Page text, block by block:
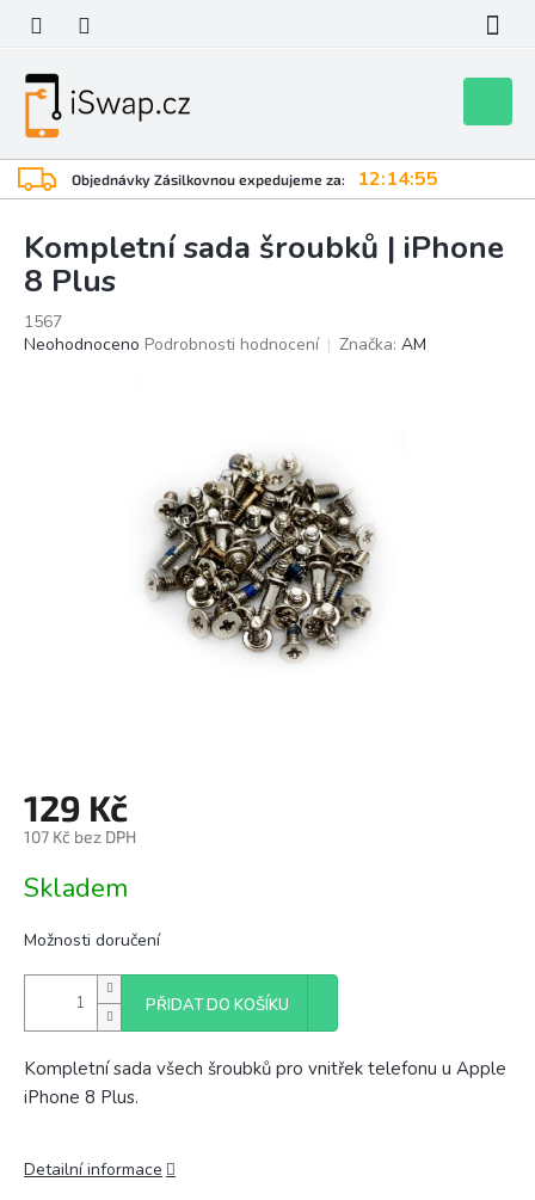
obsah
Objednávky Zásilkovnou expedujeme za: 12:14:55
košík
Kompletní sada šroubků | iPhone
8 Plus
1567
Průměrné
Neohodnoceno Podrobnosti hodnocení Značka: AM
129 Kč
107 Kč bez DPH
cena:
Skladem
Možnosti doručení
PŘIDAT DO KOŠÍKU
Kompletní sada všech šroubků pro vnitřek telefonu u Apple
iPhone 8 Plus.
Detailní informace